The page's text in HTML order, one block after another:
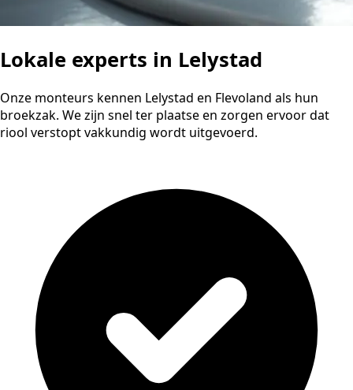
Lokale experts in Lelystad
Onze monteurs kennen Lelystad en Flevoland als hun
broekzak. We zijn snel ter plaatse en zorgen ervoor dat
riool verstopt vakkundig wordt uitgevoerd.